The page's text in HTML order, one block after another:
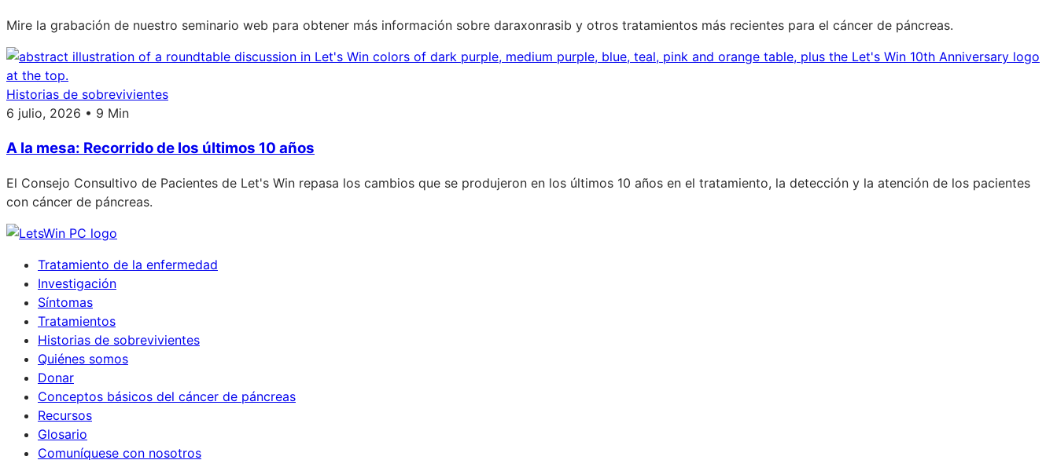
Mire la grabación de nuestro seminario web para obtener más información sobre daraxonrasib y otros tratamientos más recientes para el cáncer de páncreas.
Historias de sobrevivientes
6 julio, 2026 • 9 Min
A la mesa: Recorrido de los últimos 10 años
El Consejo Consultivo de Pacientes de Let's Win repasa los cambios que se produjeron en los últimos 10 años en el tratamiento, la detección y la atención de los pacientes
con cáncer de páncreas.
Tratamiento de la enfermedad
Investigación
Síntomas
Tratamientos
Historias de sobrevivientes
Quiénes somos
Donar
Conceptos básicos del cáncer de páncreas
Recursos
Glosario
Comuníquese con nosotros